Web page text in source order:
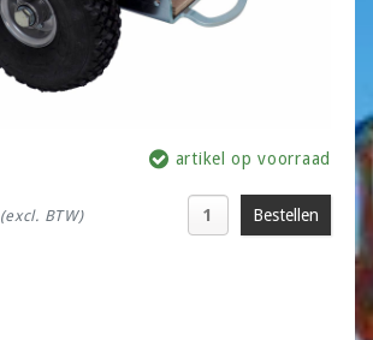
artikel op voorraad
(excl. BTW)